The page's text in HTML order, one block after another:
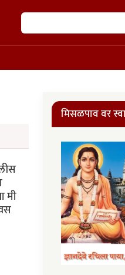
शोध
मी
मिसळपाव वर